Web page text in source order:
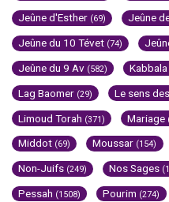
Jeûne d'Esther (69) Jeûne
Jeûne du 10 Tévet (74)
Jeûne du 9 Av (582) Kabbala
Lag Baomer (29) Le sens
Limoud Torah (371) Mariage
Middot (69) Moussar (154)
Non-Juifs (249) Nos Sages
Pessah (1508) Pourim (274)